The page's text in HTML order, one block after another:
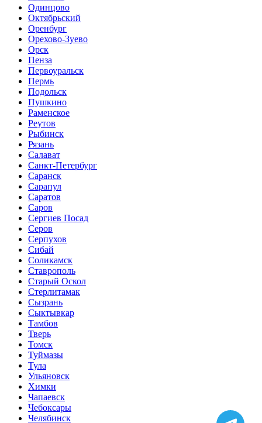
Одинцово
Октябрьский
Оренбург
Орехово-Зуево
Орск
Пенза
Первоуральск
Пермь
Подольск
Пушкино
Раменское
Реутов
Рыбинск
Рязань
Салават
Санкт-Петербург
Саранск
Сарапул
Саратов
Саров
Сергиев Посад
Серов
Серпухов
Сибай
Соликамск
Ставрополь
Старый Оскол
Стерлитамак
Сызрань
Сыктывкар
Тамбов
Тверь
Томск
Туймазы
Тула
Ульяновск
Химки
Чапаевск
Чебоксары
Челябинск